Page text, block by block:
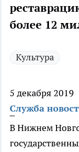
более 12
Культура
5 декабря 2019
Служба
В Нижнем